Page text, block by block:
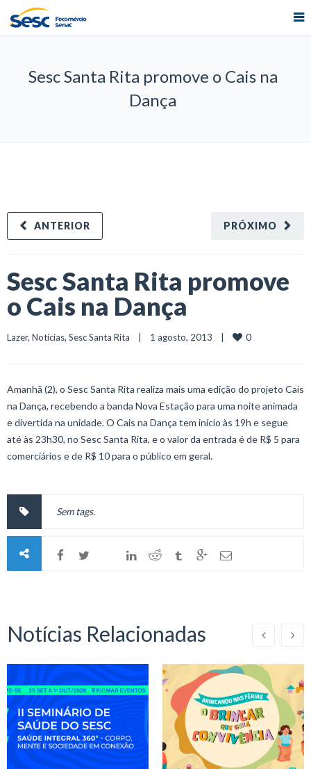
Sesc Santa Rita promove o Cais na
Dança
PRÓXIMO
ANTERIOR
Sesc Santa Rita promove
o Cais na Dança
Lazer, Notícias, Sesc Santa Rita
    |    1 agosto, 2013    |
0
Amanhã (2), o Sesc Santa Rita realiza mais uma edição do projeto Cais
na Dança, recebendo a banda Nova Estação para uma noite animada
e divertida na unidade. O Cais na Dança tem início às 19h e segue
até às 23h30, no Sesc Santa Rita, e o valor da entrada é de R$ 5 para
comerciários e de R$ 10 para o público em geral.
Sem tags.
Notícias Relacionadas